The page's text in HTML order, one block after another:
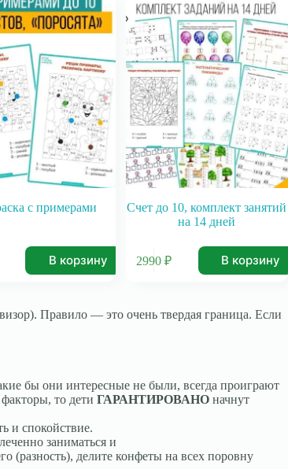
с примерами
В корзину
Счет до 10, комплект занятий
на 14 дней
2990₽ В корзину
Правило — это очень твердая граница. Если
бы они интересные не были, всегда проиграют
то дети ГАРАНТИРОВАНО начнут
и спокойствие.
заниматься и
(разность), делите конфеты на всех поровну